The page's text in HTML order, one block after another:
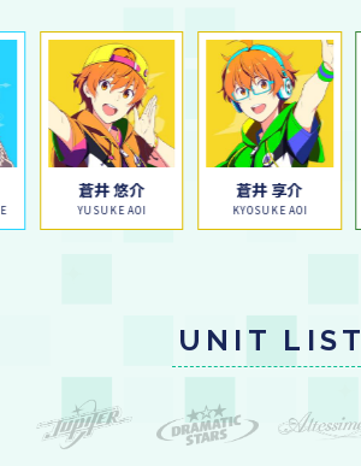
蒼井 悠介
YUSUKE AOI
蒼井 享介
KYOSUKE AOI
UNIT LIST